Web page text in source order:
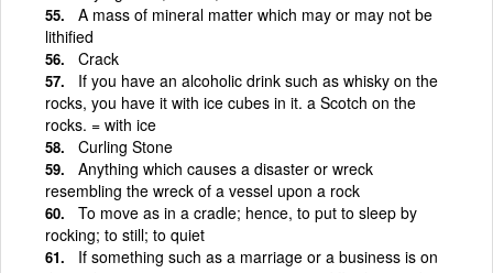
A mass of mineral matter which may or may not be
lithified
Crack
If you have an alcoholic drink such as whisky on the
rocks, you have it with ice cubes in it. a Scotch on the
rocks. = with ice
Curling Stone
Anything which causes a disaster or wreck
resembling the wreck of a vessel upon a rock
To move as in a cradle; hence, to put to sleep by
rocking; to still; to quiet
If something such as a marriage or a business is on